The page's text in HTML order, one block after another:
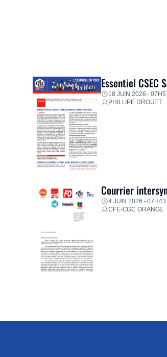
Essentiel CSEC
18 JUIN 2026 -
PHILLIPE DROUET
Courrier
4 JUIN 2026 - 07H43
CFE-CGC ORANGE